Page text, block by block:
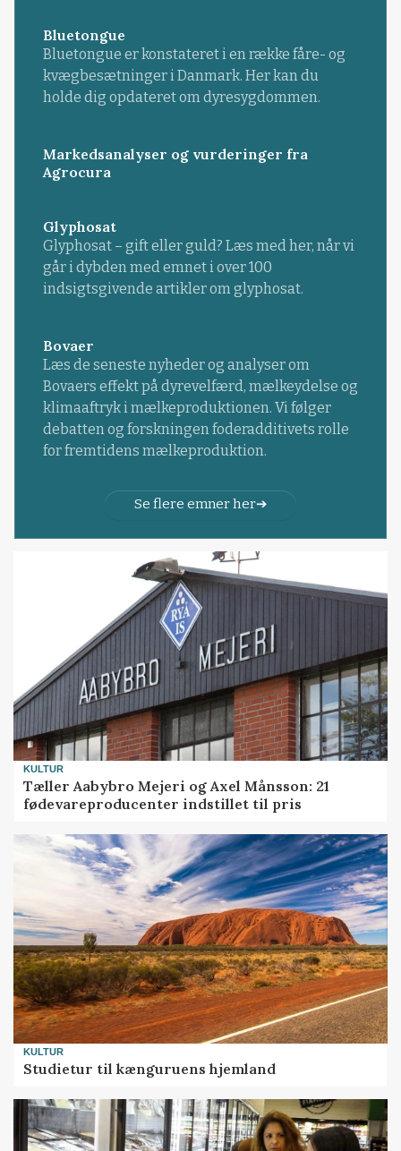
Bluetongue
Bluetongue er konstateret i en række fåre- og
kvægbesætninger i Danmark. Her kan du
holde dig opdateret om dyresygdommen.
Markedsanalyser og vurderinger fra
Agrocura
Glyphosat
Glyphosat – gift eller guld? Læs med her, når vi
går i dybden med emnet i over 100
indsigtsgivende artikler om glyphosat.
Bovaer
Læs de seneste nyheder og analyser om
Bovaers effekt på dyrevelfærd, mælkeydelse og
klimaaftryk i mælkeproduktionen. Vi følger
debatten og forskningen foderadditivets rolle
for fremtidens mælkeproduktion.
Se flere emner her
KULTUR
Tæller Aabybro Mejeri og Axel Månsson: 21
fødevareproducenter indstillet til pris
KULTUR
Studietur til kænguruens hjemland